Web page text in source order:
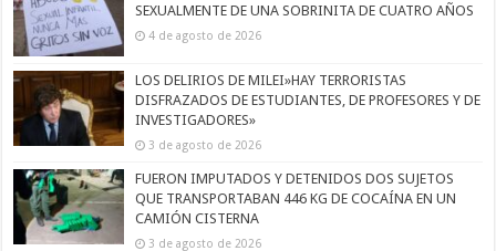
SEXUALMENTE DE UNA SOBRINITA DE CUATRO AÑOS
4 de agosto de 2026
LOS DELIRIOS DE MILEI»HAY TERRORISTAS
DISFRAZADOS DE ESTUDIANTES, DE PROFESORES Y DE
INVESTIGADORES»
3 de agosto de 2026
FUERON IMPUTADOS Y DETENIDOS DOS SUJETOS
QUE TRANSPORTABAN 446 KG DE COCAÍNA EN UN
CAMIÓN CISTERNA
3 de agosto de 2026